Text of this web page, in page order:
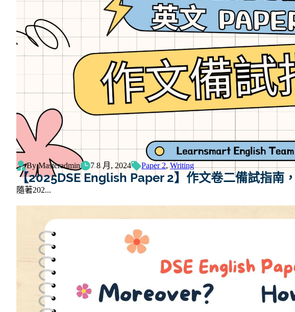
By Masteradmin 7 8 月, 2024 Paper 2,Writing
【2025DSE English Paper 2】作文卷二備試指南
隨著202...